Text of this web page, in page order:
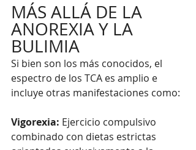
MÁS ALLÁ DE LA
ANOREXIA Y LA
BULIMIA
Si bien son los más conocidos, el
espectro de los TCA es amplio e
incluye otras manifestaciones como:
Vigorexia: Ejercicio compulsivo
combinado con dietas estrictas